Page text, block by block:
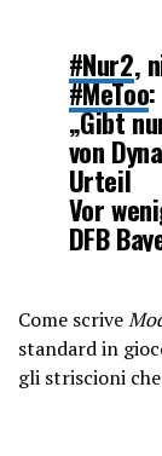
#Nur2,
#MeToo:
„Gibt
von
Urteil
Vor
DFB
Fans
Come scrive
standard in
gli striscioni